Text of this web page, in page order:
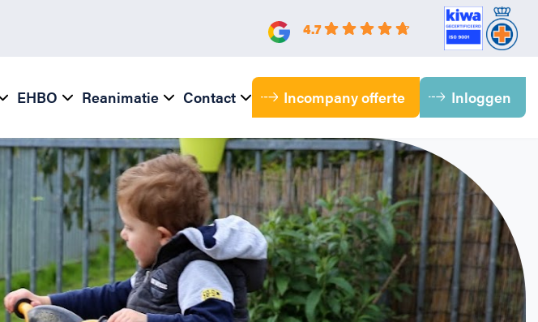
4.7
EHBO Reanimatie Contact Incompany offerte Inloggen